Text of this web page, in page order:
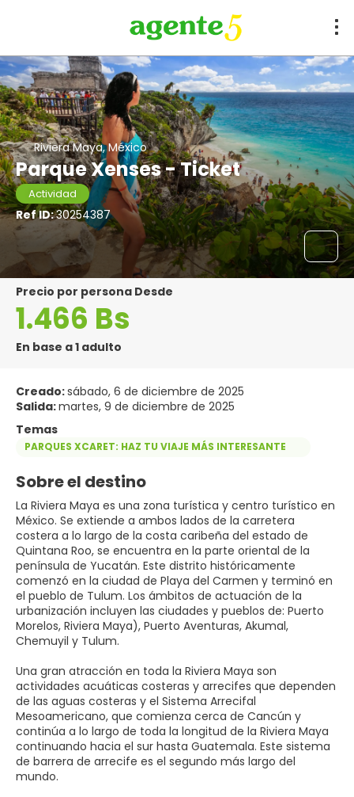
Riviera Maya, México
Parque Xenses - Ticket
Actividad
Ref ID:30254387
precio por persona Desde
1.466 Bs
En base a 1 adulto
Creado:sábado, 6 de diciembre de 2025
Salida:martes, 9 de diciembre de 2025
Temas
PARQUES XCARET: HAZ TU VIAJE MÁS INTERESANTE
Sobre el destino
La Riviera Maya es una zona turística y centro turístico en
México. Se extiende a ambos lados de la carretera
costera a lo largo de la costa caribeña del estado de
Quintana Roo, se encuentra en la parte oriental de la
península de Yucatán. Este distrito históricamente
comenzó en la ciudad de Playa del Carmen y terminó en
el pueblo de Tulum. Los ámbitos de actuación de la
urbanización incluyen las ciudades y pueblos de: Puerto
Morelos, Riviera Maya), Puerto Aventuras, Akumal,
Chemuyil y Tulum.
Una gran atracción en toda la Riviera Maya son
actividades acuáticas costeras y arrecifes que dependen
de las aguas costeras y el Sistema Arrecifal
Mesoamericano, que comienza cerca de Cancún y
continúa a lo largo de toda la longitud de la Riviera Maya
continuando hacia el sur hasta Guatemala. Este sistema
de barrera de arrecife es el segundo más largo del
mundo.